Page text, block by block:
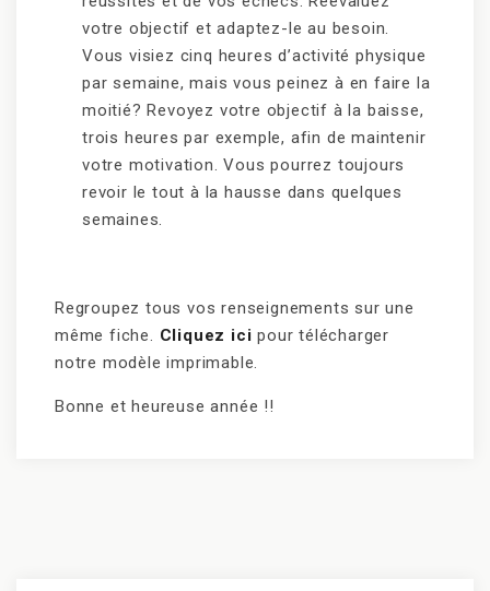
votre objectif et adaptez-le au besoin.
Vous visiez cinq heures d’activité physique
par semaine, mais vous peinez à en faire la
moitié? Revoyez votre objectif à la baisse,
trois heures par exemple, afin de maintenir
votre motivation. Vous pourrez toujours
revoir le tout à la hausse dans quelques
semaines.
Regroupez tous vos renseignements sur une
même fiche. Cliquez ici pour télécharger
notre modèle imprimable.
Bonne et heureuse année !!